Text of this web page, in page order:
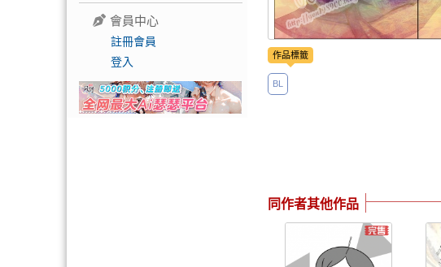
會員中心
註冊會員
登入
作品標籤
BL
同作者其他作品